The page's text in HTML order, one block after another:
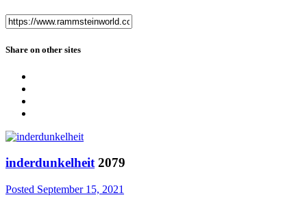
Share on other sites
inderdunkelheit 2079
Posted September 15, 2021